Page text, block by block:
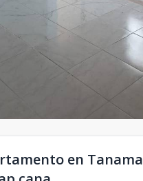
en Tanama